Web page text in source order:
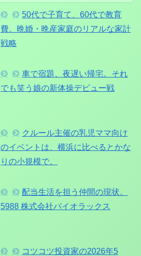
50代で子育て、60代で教育
費。晩婚・晩産家庭のリアルな家計
戦略
車で宿題、夜遅い帰宅。それ
でも笑う娘の新体操デビュー戦
クルール主催の乳児ママ向け
のイベントは、横浜に比べるとかな
りの小規模で。
配当生活を担う仲間の現状。
5988 株式会社パイオラックス
コツコツ投資家の2026年5